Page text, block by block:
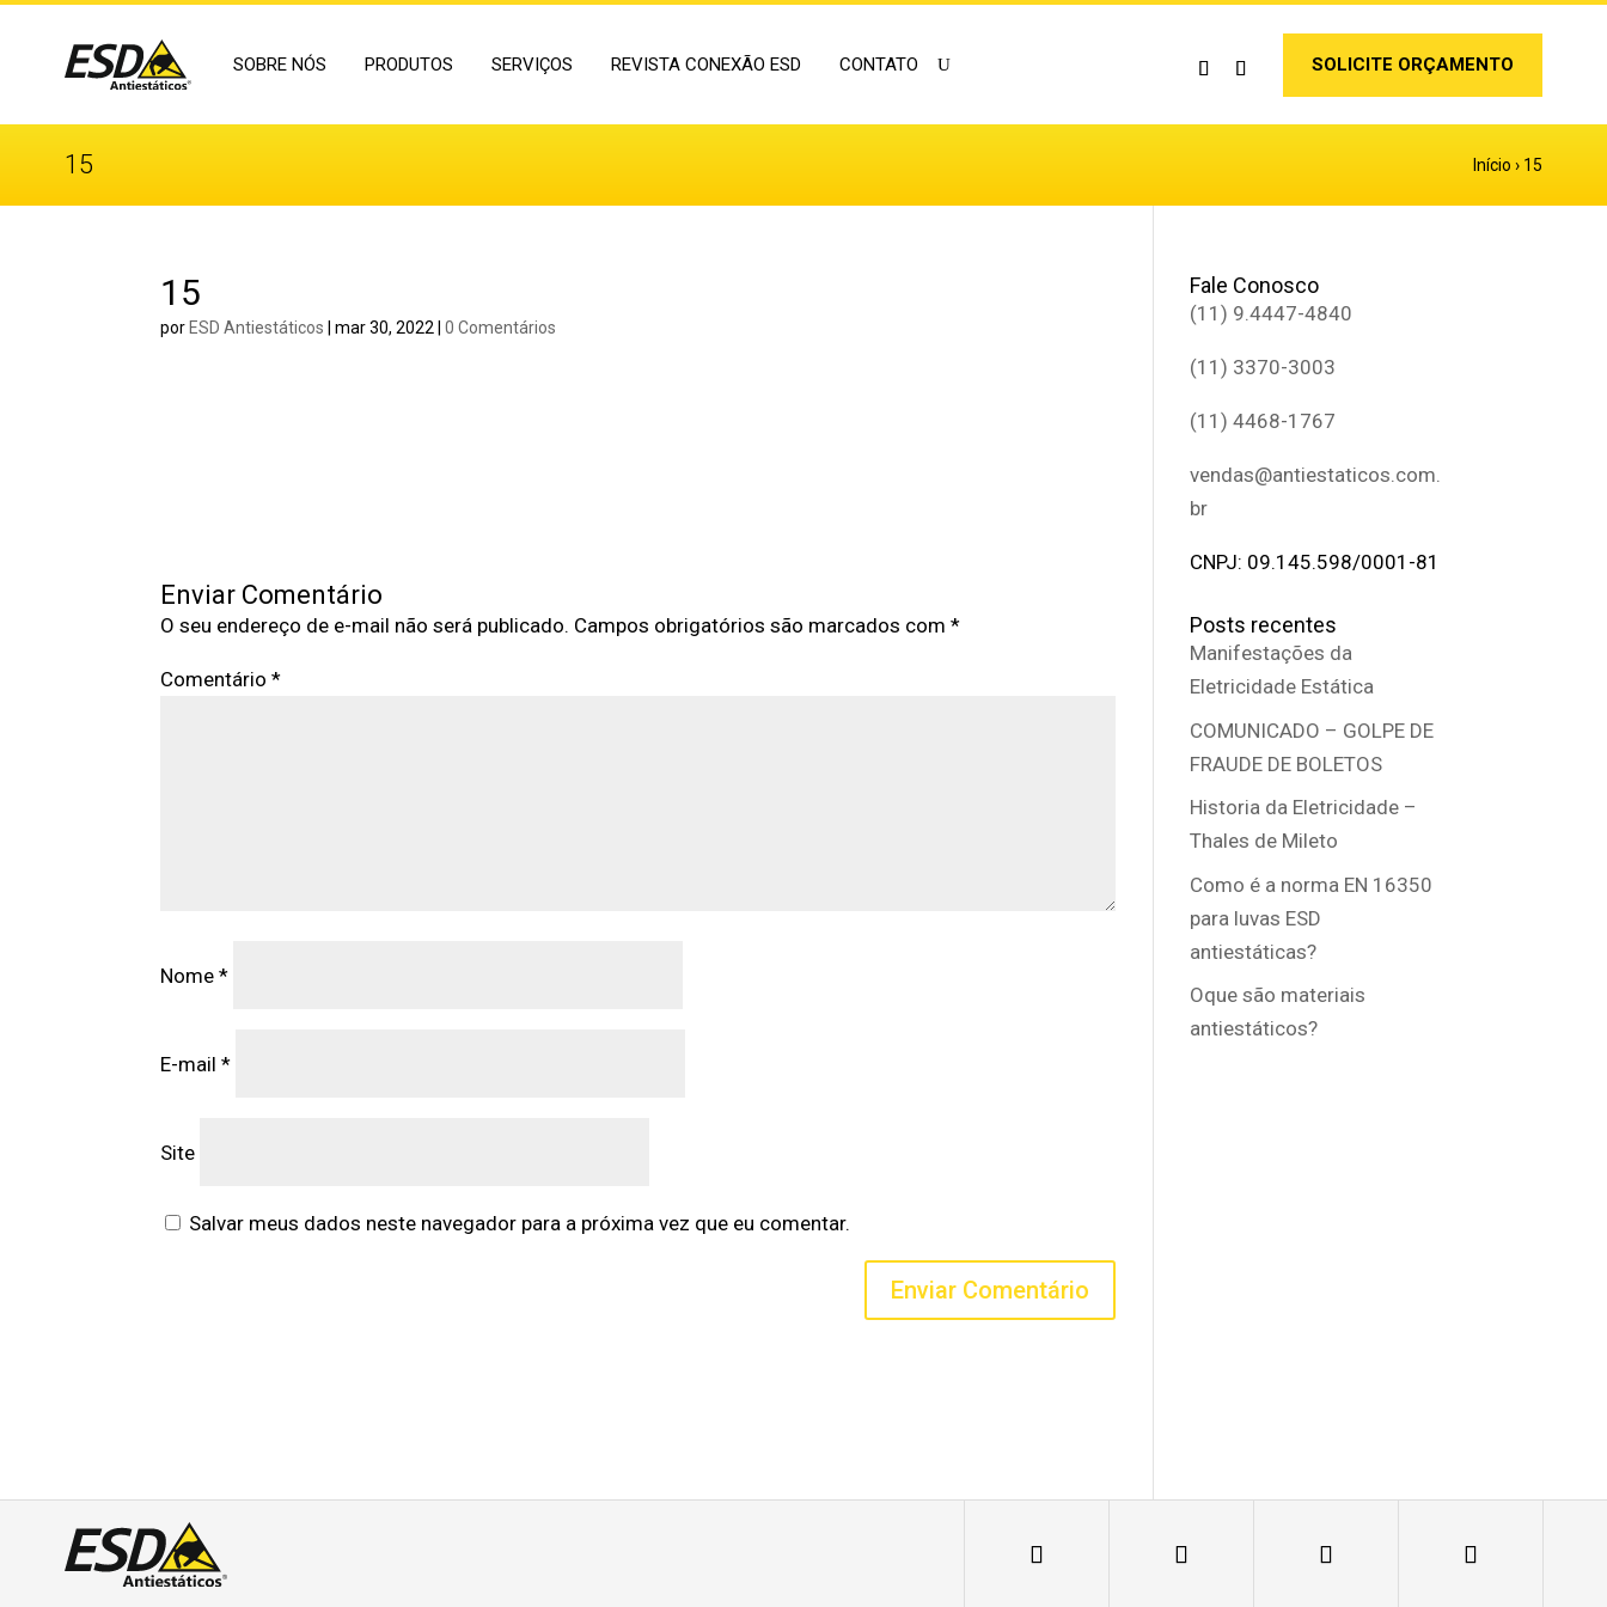
SOBRE NÓS PRODUTOS SERVIÇOS REVISTA CONEXÃO ESD CONTATO SOLICITE ORÇAMENTO
15 Início › 15
15
por ESD Antiestáticos |mar 30, 2022 |0 Comentários
Enviar Comentário
O seu endereço de e-mail não será publicado. Campos obrigatórios são marcados com*
Comentário*
Nome*
E-mail*
Site
Salvar meus dados neste navegador para a próxima vez que eu comentar.
Fale Conosco
(11) 9.4447-4840
(11) 3370-3003
(11) 4468-1767
vendas@antiestaticos.com.
br
CNPJ: 09.145.598/0001-81
Posts recentes
Manifestações da
Eletricidade Estática
COMUNICADO – GOLPE DE
FRAUDE DE BOLETOS
Historia da Eletricidade –
Thales de Mileto
Como é a norma EN 16350
para luvas ESD
antiestáticas?
Oque são materiais
antiestáticos?